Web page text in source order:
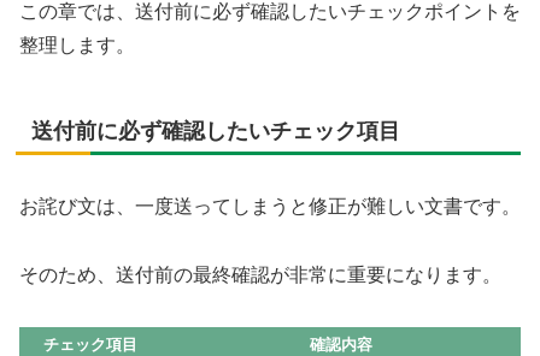
この章では、送付前に必ず確認したいチェックポイントを
整理します。
送付前に必ず確認したいチェック項目
お詫び文は、一度送ってしまうと修正が難しい文書です。
そのため、送付前の最終確認が非常に重要になります。
チェック項目
確認内容